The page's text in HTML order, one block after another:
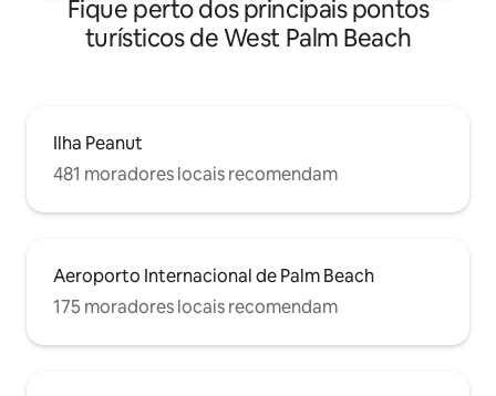
Fique perto dos principais pontos
turísticos de West Palm Beach
Ilha Peanut
481 moradores locais recomendam
Aeroporto Internacional de Palm Beach
175 moradores locais recomendam